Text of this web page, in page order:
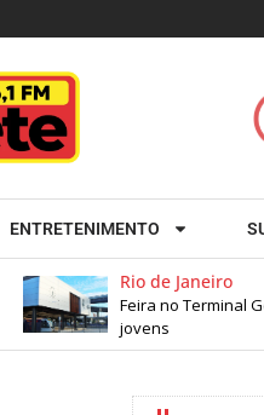
ENTRETENIMENTO
Rio de Janeiro
Feira no Terminal
jovens